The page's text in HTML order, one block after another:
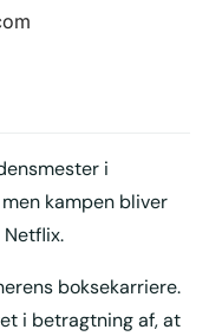
i
kampen bliver
boksekarriere.
i betragtning af, at